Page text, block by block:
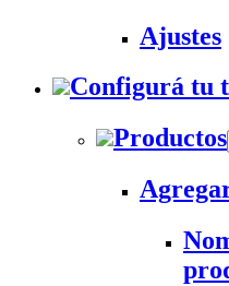
Ajustes
Configurá tu
Productos